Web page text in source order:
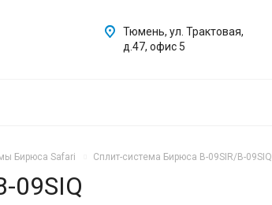
Тюмень, ул. Трактовая,
д.47, офис 5
Бирюса Safari Сплит-система Бирюса B-09SIR/B-09SIQ
09SIQ